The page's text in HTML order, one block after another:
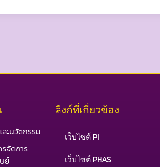
ะนวัตกรรม
จัดการ
ย์
ลิงก์ที่เกี่ยวข้อง
เว็บไซต์ PI
เว็บไซต์ PHAS